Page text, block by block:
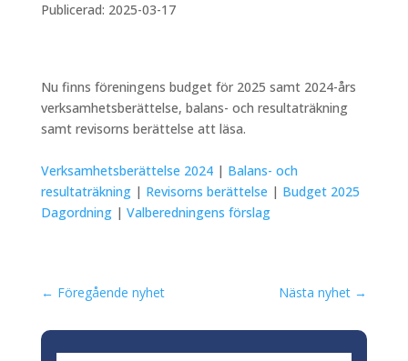
Publicerad: 2025-03-17
Nu finns föreningens budget för 2025 samt 2024-års
verksamhetsberättelse, balans- och resultaträkning
samt revisorns berättelse att läsa.
Verksamhetsberättelse 2024| Balans- och
resultaträkning| Revisorns berättelse | Budget 2025
Dagordning| Valberedningens förslag
← Föregående nyhet Nästa nyhet →